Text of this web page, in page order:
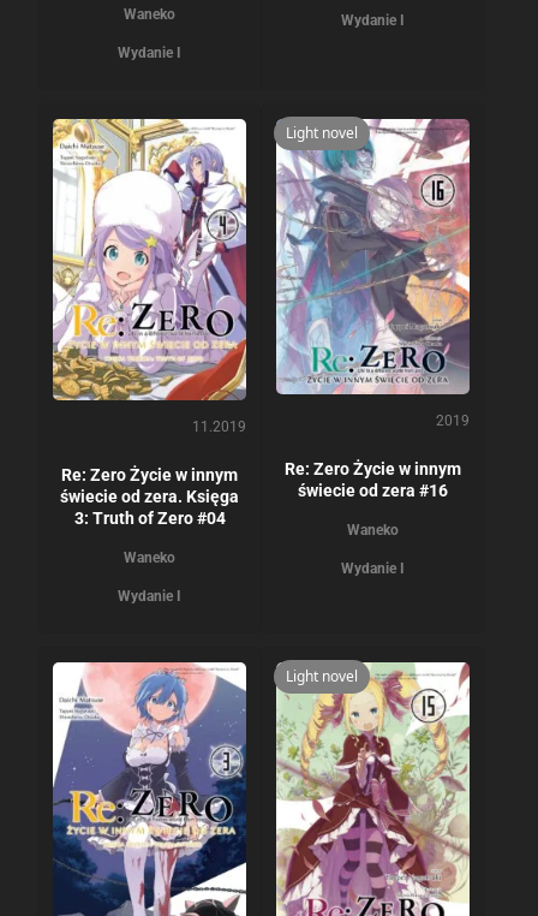
Waneko
Wydanie I
Wydanie I
11.2019
Re: Zero Życie w innym
świecie od zera. Księga
3: Truth of Zero #04
Waneko
Wydanie I
Light novel
2019
Re: Zero Życie w innym
świecie od zera #16
Waneko
Wydanie I
Light novel